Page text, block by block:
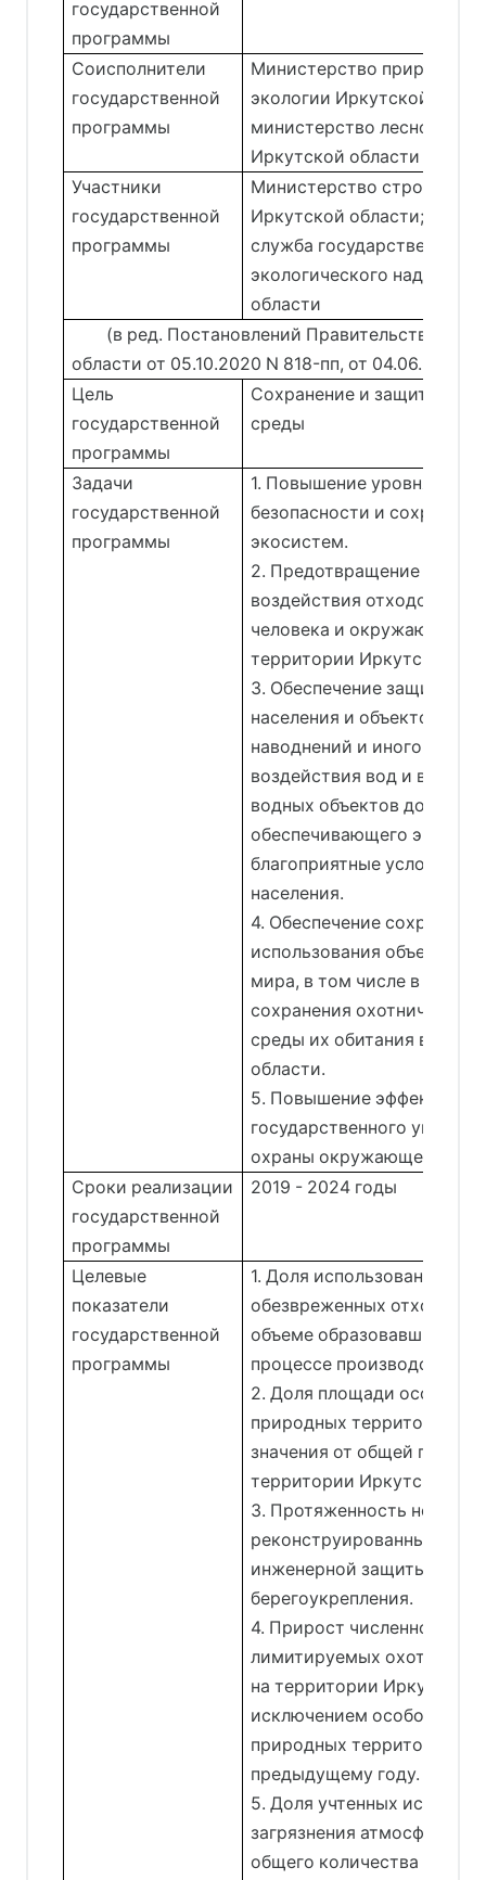
государственной
программы
Соисполнители
государственной
программы
Министерство природных
экологии Иркутской
министерство лесного
Иркутской области
Участники
государственной
программы
Министерство
Иркутской области;
служба государственного
экологического надзора
области
(в ред. Постановлений Правительства
области от 05.10.2020 N 818-пп, от 04.06.2021
Цель
государственной
программы
Сохранение и защита
среды
Задачи
государственной
программы
1. Повышение уровня
безопасности и
экосистем.
2. Предотвращение
воздействия отходов на
человека и окружающую
территории Иркутской
3. Обеспечение
населения и объектов
наводнений и иного
воздействия вод и
водных объектов до
обеспечивающего
благоприятные условия
населения.
4. Обеспечение
использования объектов
мира, в том числе в сфере
сохранения охотничьих
среды их обитания в
области.
5. Повышение
государственного
охраны окружающей
Сроки реализации
государственной
программы
2019 - 2024 годы
Целевые
показатели
государственной
программы
1. Доля использованных,
обезвреженных отходов
объеме образовавшихся
процессе производства и
2. Доля площади особо
природных территорий
значения от общей
территории Иркутской
3. Протяженность новых и
реконструированных
инженерной защиты и
берегоукрепления.
4. Прирост численности
лимитируемых
на территории Иркутской
исключением особо
природных территорий, к
предыдущему году.
5. Доля учтенных
загрязнения
общего количества